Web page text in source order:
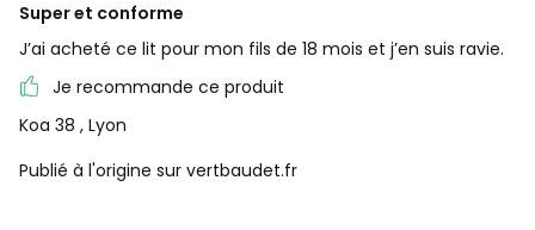
Super et conforme
J’ai acheté ce lit pour mon fils de 18 mois et j’en suis ravie.
Je recommande ce produit
Koa 38 , Lyon
Publié à l'origine sur vertbaudet.fr